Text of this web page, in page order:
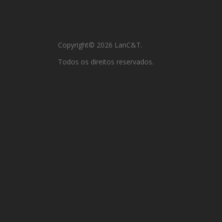
Copyright© 2026 LanC&T.
Todos os direitos reservados.